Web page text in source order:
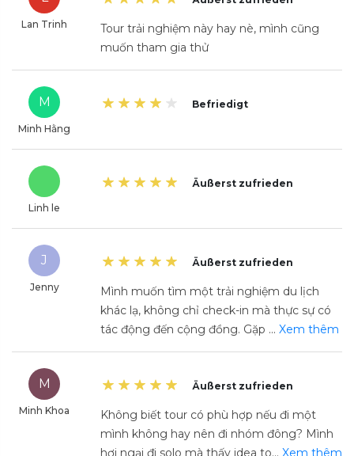
Lan Trinh
Tour trải nghiệm này hay nè, mình cũng
muốn tham gia thử
M
Minh Hằng
Befriedigt
Linh le
Äußerst zufrieden
J
Jenny
Äußerst zufrieden
Mình muốn tìm một trải nghiệm du lịch
khác lạ, không chỉ check-in mà thực sự có
tác động đến cộng đồng. Gặp ... Xem thêm
M
Minh Khoa
Äußerst zufrieden
Không biết tour có phù hợp nếu đi một
mình không hay nên đi nhóm đông? Mình
hơi ngại đi solo mà thấy idea to... Xem thêm